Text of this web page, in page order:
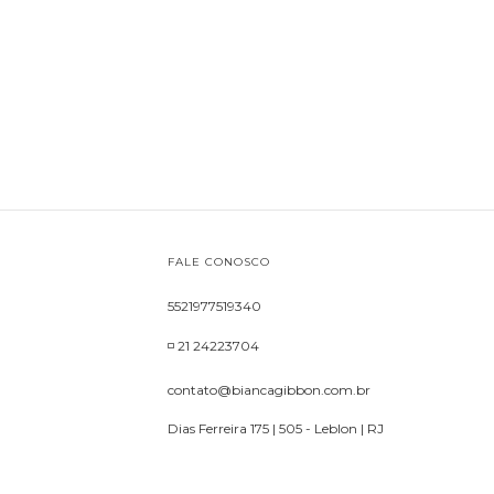
FALE CONOSCO
5521977519340
◽ 21 24223704
contato@biancagibbon.com.br
Dias Ferreira 175 | 505 - Leblon | RJ